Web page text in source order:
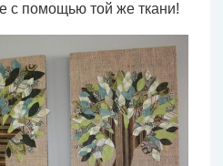
с помощью той же ткани!